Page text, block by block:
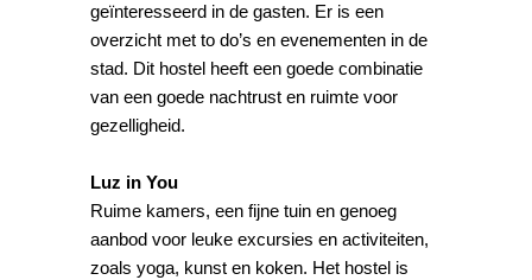
geïnteresseerd in de gasten. Er is een
overzicht met to do’s en evenementen in de
stad. Dit hostel heeft een goede combinatie
van een goede nachtrust en ruimte voor
gezelligheid.
Luz in You
Ruime kamers, een fijne tuin en genoeg
aanbod voor leuke excursies en activiteiten,
zoals yoga, kunst en koken. Het hostel is